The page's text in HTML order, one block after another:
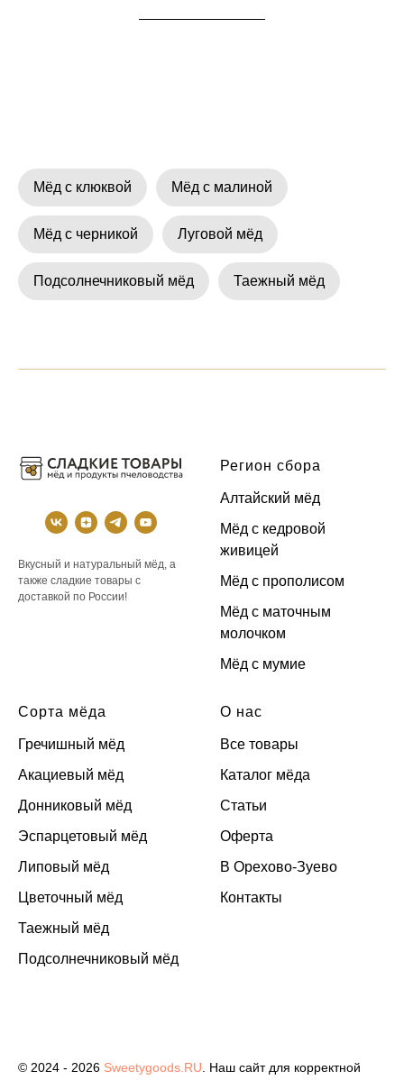
Мёд с клюквой Мёд с малиной
Мёд с черникой Луговой мёд
Подсолнечниковый мёд Таежный мёд
Вкусный и натуральный мёд, а
также сладкие товары с
доставкой по России!
Регион сбора
Алтайский мёд
Мёд с кедровой
живицей
Мёд с прополисом
Мёд с маточным
молочком
Мёд с мумие
Сорта мёда
Гречишный мёд
Акациевый мёд
Донниковый мёд
Эспарцетовый мёд
Липовый мёд
Цветочный мёд
Таежный мёд
Подсолнечниковый мёд
О нас
Все товары
Каталог мёда
Статьи
Оферта
В Орехово-Зуево
Контакты
© 2024 - 2026 Sweetygoods.RU . Наш сайт для корректной